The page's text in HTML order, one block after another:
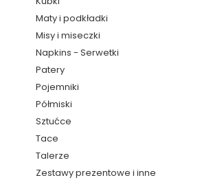
Maty i podkładki
Misy i miseczki
Napkins - Serwetki
Patery
Pojemniki
Półmiski
Sztućce
Tace
Talerze
Zestawy prezentowe i inne